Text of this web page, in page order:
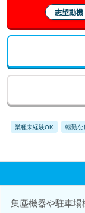
志望動
業種未経験OK 転勤なし
集塵機器や駐車場